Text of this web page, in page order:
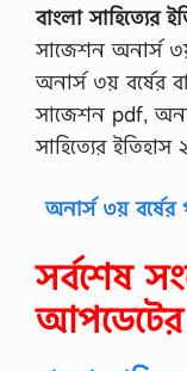
বাংলা সাহিত্যের
সাজেশন অনার্স ৩য়
অনার্স ৩য় বর্ষের
সাজেশন pdf,
সাহিত্যের
অনার্স ৩য়
সর্বশেষ
আপডেটের